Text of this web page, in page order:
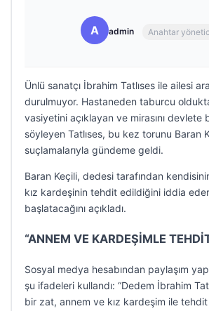
A admin Anahtar
Ünlü sanatçı İbrahim Tatlıses ile ailesi
durulmuyor. Hastaneden taburcu
vasiyetini açıklayan ve mirasını devlete
söyleyen Tatlıses, bu kez torunu Baran
suçlamalarıyla gündeme geldi.
Baran Keçili, dedesi tarafından
kız kardeşinin tehdit edildiğini iddia
başlatacağını açıkladı.
“ANNEM VE KARDEŞİMLE
Sosyal medya hesabından paylaşım
şu ifadeleri kullandı: “Dedem İbrahim
bir zat, annem ve kız kardeşim ile